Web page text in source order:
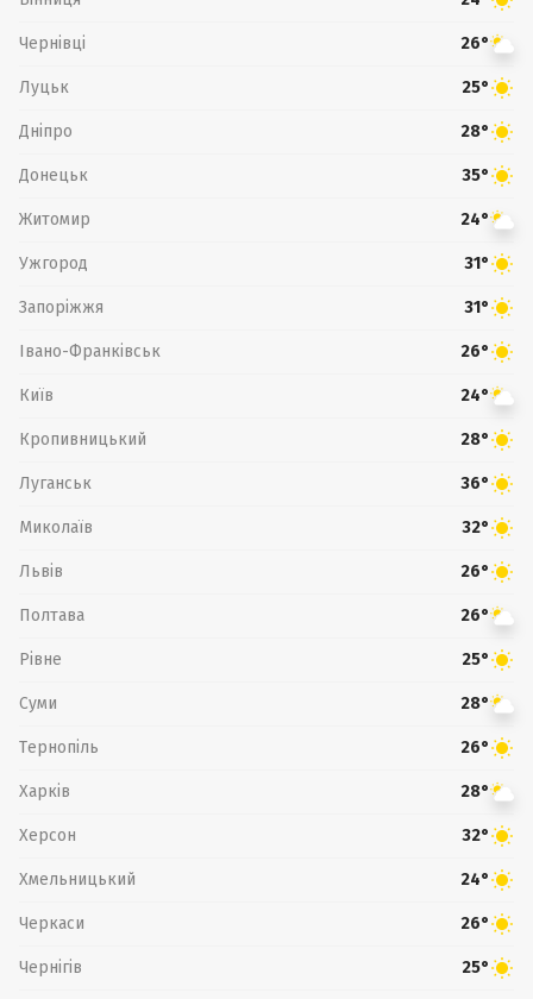
Чернівці 26°
Луцьк 25°
Дніпро 28°
Донецьк 35°
Житомир 24°
Ужгород 31°
Запоріжжя 31°
Івано-Франківськ 26°
Київ 24°
Кропивницький 28°
Луганськ 36°
Миколаїв 32°
Львів 26°
Полтава 26°
Рівне 25°
Суми 28°
Тернопіль 26°
Харків 28°
Херсон 32°
Хмельницький 24°
Черкаси 26°
Чернігів 25°